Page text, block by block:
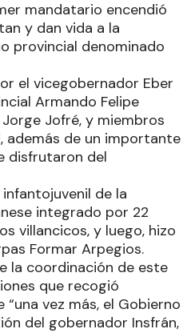
mandatario encendió
y dan vida a la
provincial denominado
el vicegobernador Eber
Armando Felipe
Jofré, y miembros
además de un importante
disfrutaron del
de la
integrado por 22
villancicos, y luego, hizo
Formar Arpegios.
la coordinación de este
que recogió
“una vez más, el Gobierno
del gobernador Insfrán,